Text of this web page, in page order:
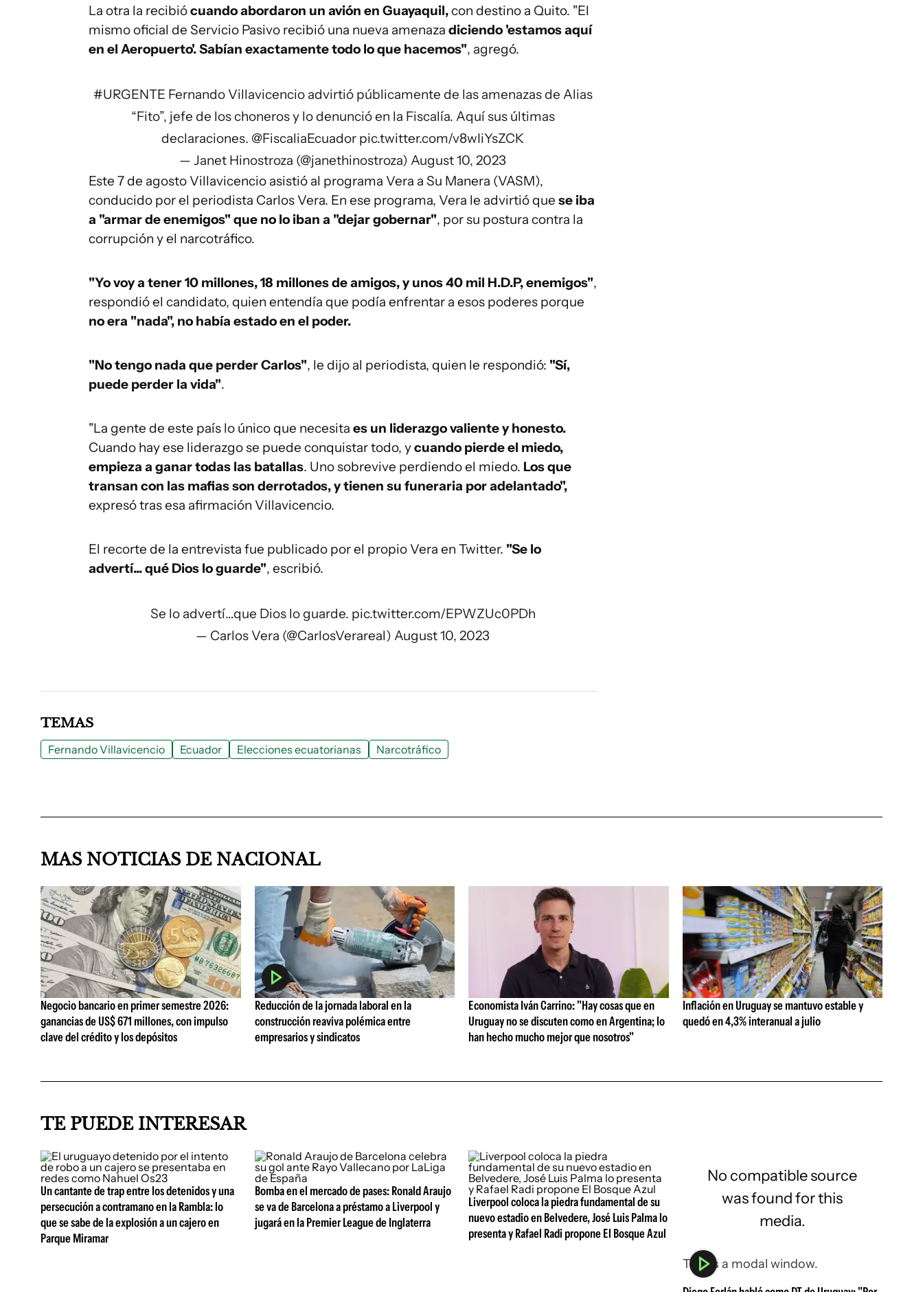
La otra la recibiócuando abordaron un avión en Guayaquil,con destino a Quito. "El
mismo oficial de Servicio Pasivo recibió una nueva amenaza diciendo 'estamos aquí
en el Aeropuerto'. Sabían exactamente todo lo que hacemos", agregó.
#URGENTE Fernando Villavicencio advirtió públicamente de las amenazas de Alias
“Fito”, jefe de los choneros y lo denunció en la Fiscalía. Aquí sus últimas
declaraciones. @FiscaliaEcuador pic.twitter.com/v8wIiYsZCK
— Janet Hinostroza (@janethinostroza)August 10, 2023
Este 7 de agosto Villavicencio asistió al programa Vera a Su Manera (VASM),
conducido por el periodista Carlos Vera. En ese programa, Vera le advirtió que se iba
a "armar de enemigos" que no lo iban a "dejar gobernar", por su postura contra la
corrupción y el narcotráfico.
"Yo voy a tener 10 millones, 18 millones de amigos, y unos 40 mil H.D.P, enemigos",
respondió el candidato, quien entendía que podía enfrentar a esos poderes porque
no era "nada", no había estado en el poder.
"No tengo nada que perder Carlos", le dijo al periodista, quien le respondió: "Sí,
puede perder la vida".
"La gente de este país lo único que necesita es un liderazgo valiente y honesto.
Cuando hay ese liderazgo se puede conquistar todo, ycuando pierde el miedo,
empieza a ganar todas las batallas. Uno sobrevive perdiendo el miedo. Los que
transan con las mafias son derrotados, y tienen su funeraria por adelantado",
expresó tras esa afirmación Villavicencio.
El recorte de la entrevista fue publicado por el propio Vera en Twitter. "Se lo
advertí... qué Dios lo guarde", escribió.
Se lo advertí…que Dios lo guarde. pic.twitter.com/EPWZUc0PDh
— Carlos Vera (@CarlosVerareal)August 10, 2023
TEMAS
Fernando Villavicencio Ecuador Elecciones ecuatorianas Narcotráfico
MAS NOTICIAS DE NACIONAL
Negocio bancario en primer semestre 2026:
ganancias de US$ 671 millones, con impulso
clave del crédito y los depósitos
Reducción de la jornada laboral en la
construcción reaviva polémica entre
empresarios y sindicatos
Economista Iván Carrino: "Hay cosas que en
Uruguay no se discuten como en Argentina; lo
han hecho mucho mejor que nosotros"
Inflación en Uruguay se mantuvo estable y
quedó en 4,3% interanual a julio
TE PUEDE INTERESAR
Un cantante de trap entre los detenidos y una
persecución a contramano en la Rambla: lo
que se sabe de la explosión a un cajero en
Parque Miramar
Bomba en el mercado de pases: Ronald Araujo
se va de Barcelona a préstamo a Liverpool y
jugará en la Premier League de Inglaterra
Liverpool coloca la piedra fundamental de su
nuevo estadio en Belvedere, José Luis Palma lo
presenta y Rafael Radi propone El Bosque Azul
This is a modal window.
No compatible source
was found for this
media.